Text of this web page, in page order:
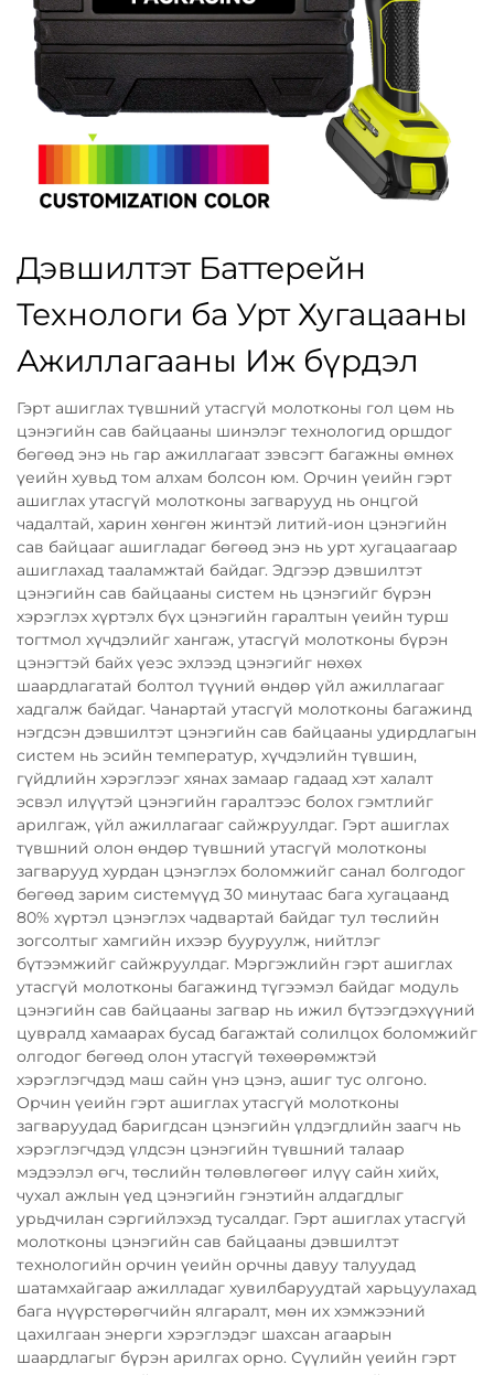
Дэвшилтэт Баттерейн
Технологи ба Урт Хугацааны
Ажиллагааны Иж бүрдэл
Гэрт ашиглах түвшний утасгүй молотконы гол цөм нь
цэнэгийн сав байцааны шинэлэг технологид оршдог
бөгөөд энэ нь гар ажиллагаат зэвсэгт багажны өмнөх
үеийн хувьд том алхам болсон юм. Орчин үеийн гэрт
ашиглах утасгүй молотконы загварууд нь онцгой
чадалтай, харин хөнгөн жинтэй литий-ион цэнэгийн
сав байцааг ашигладаг бөгөөд энэ нь урт хугацаагаар
ашиглахад тааламжтай байдаг. Эдгээр дэвшилтэт
цэнэгийн сав байцааны систем нь цэнэгийг бүрэн
хэрэглэх хүртэлх бүх цэнэгийн гаралтын үеийн турш
тогтмол хүчдэлийг хангаж, утасгүй молотконы бүрэн
цэнэгтэй байх үеэс эхлээд цэнэгийг нөхөх
шаардлагатай болтол түүний өндөр үйл ажиллагааг
хадгалж байдаг. Чанартай утасгүй молотконы багажинд
нэгдсэн дэвшилтэт цэнэгийн сав байцааны удирдлагын
систем нь эсийн температур, хүчдэлийн түвшин,
гүйдлийн хэрэглээг хянах замаар гадаад хэт халалт
эсвэл илүүтэй цэнэгийн гаралтээс болох гэмтлийг
арилгаж, үйл ажиллагааг сайжруулдаг. Гэрт ашиглах
түвшний олон өндөр түвшний утасгүй молотконы
загварууд хурдан цэнэглэх боломжийг санал болгодог
бөгөөд зарим системүүд 30 минутаас бага хугацаанд
80% хүртэл цэнэглэх чадвартай байдаг тул төслийн
зогсолтыг хамгийн ихээр бууруулж, нийтлэг
бүтээмжийг сайжруулдаг. Мэргэжлийн гэрт ашиглах
утасгүй молотконы багажинд түгээмэл байдаг модуль
цэнэгийн сав байцааны загвар нь ижил бүтээгдэхүүний
цувралд хамаарах бусад багажтай солилцох боломжийг
олгодог бөгөөд олон утасгүй төхөөрөмжтэй
хэрэглэгчдэд маш сайн үнэ цэнэ, ашиг тус олгоно.
Орчин үеийн гэрт ашиглах утасгүй молотконы
загваруудад баригдсан цэнэгийн үлдэгдлийн заагч нь
хэрэглэгчдэд үлдсэн цэнэгийн түвшний талаар
мэдээлэл өгч, төслийн төлөвлөгөөг илүү сайн хийх,
чухал ажлын үед цэнэгийн гэнэтийн алдагдлыг
урьдчилан сэргийлэхэд тусалдаг. Гэрт ашиглах утасгүй
молотконы цэнэгийн сав байцааны дэвшилтэт
технологийн орчин үеийн орчны давуу талуудад
шатамхайгаар ажилладаг хувилбаруудтай харьцуулахад
бага нүүрстөрөгчийн ялгаралт, мөн их хэмжээний
цахилгаан энерги хэрэглэдэг шахсан агаарын
шаардлагыг бүрэн арилгах орно. Сүүлийн үеийн гэрт